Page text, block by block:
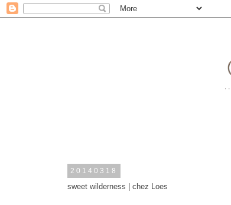
20140318
sweet wilderness | chez Loes